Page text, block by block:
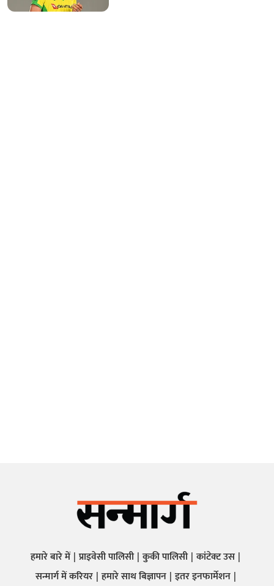
हमारे बारे में प्राइवेसी पालिसी कुकी पालिसी कांटेक्ट उस
सन्मार्ग में करियर हमारे साथ बिज्ञापन इतर इनफार्मेशन